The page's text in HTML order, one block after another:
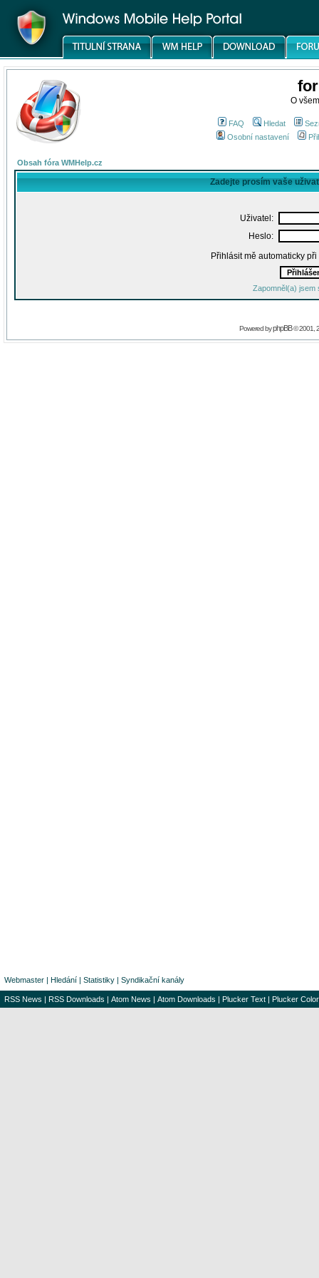
O
FAQ Hledat
Osobní nastavení
Obsah fóra WMHelp.cz
Zadejte prosím vaše
Uživatel:
Heslo:
Přihlásit mě automaticky
Zapomněl(a) jsem
Powered byphpBB© 2001,
Webmaster | Hledání | Statistiky | Syndikační kanály
RSS News | RSS Downloads | Atom News | Atom Downloads | Plucker Text | Plucker Color